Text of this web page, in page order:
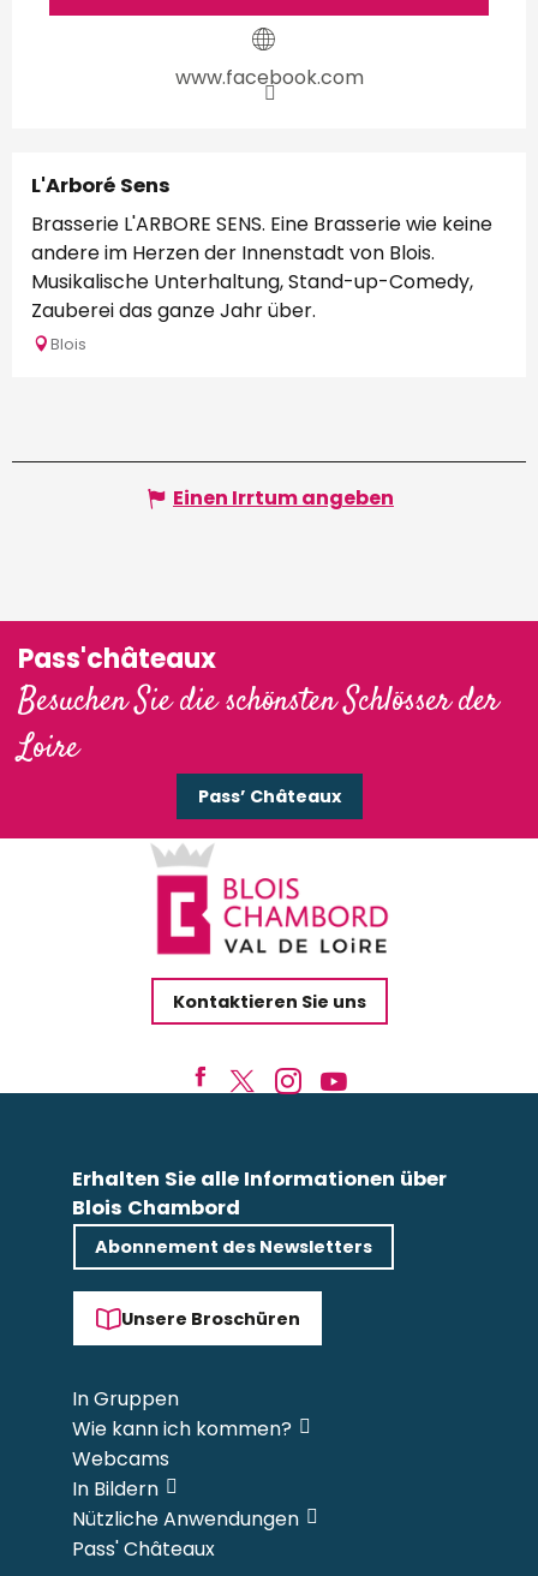
www.facebook.com
L'Arboré Sens
Brasserie L'ARBORE SENS. Eine Brasserie wie keine
andere im Herzen der Innenstadt von Blois.
Musikalische Unterhaltung, Stand-up-Comedy,
Zauberei das ganze Jahr über.
Blois
Einen Irrtum angeben
Pass'châteaux
Besuchen Sie die schönsten Schlösser der
Loire
Pass’ Châteaux
Kontaktieren Sie uns
Erhalten Sie alle Informationen über
Blois Chambord
Abonnement des Newsletters
Unsere Broschüren
In Gruppen
Wie kann ich kommen?
Webcams
In Bildern
Nützliche Anwendungen
Pass' Châteaux